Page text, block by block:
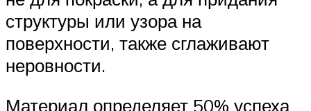
структуры или узора на
поверхности, также сглаживают
неровности.
Материал определяет 50% успеха